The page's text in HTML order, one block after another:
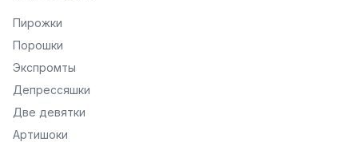
Пирожки
Порошки
Экспромты
Депрессяшки
Две девятки
Артишоки